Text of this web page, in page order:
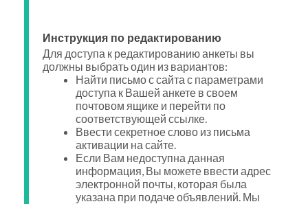
Инструкция по редактированию
Для доступа к редактированию анкеты вы
должны выбрать один из вариантов:
Найти письмо с сайта с параметрами
доступа к Вашей анкете в своем
почтовом ящике и перейти по
соответствующей ссылке.
Ввести секретное слово из письма
активации на сайте.
Если Вам недоступна данная
информация, Вы можете ввести адрес
электронной почты, которая была
указана при подаче объявлений. Мы